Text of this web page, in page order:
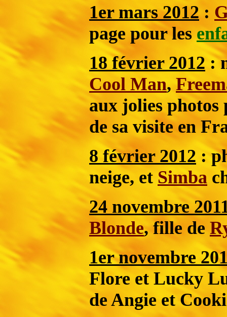
1er mars 2012:
page pour les
18 février 2012 :
Cool Man,
aux jolies
de sa visite en
8 février 2012 :
neige, et Simba
24 novembre
Blonde, fille de
1er novembre
Flore et Lucky
de Angie et